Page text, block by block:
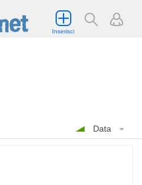
Inserisci
Data